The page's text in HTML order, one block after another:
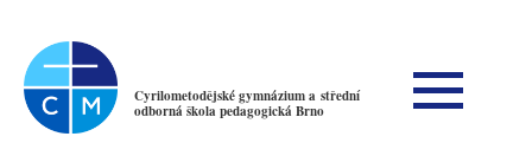
Cyrilometodějské gymnázium a střední
odborná škola pedagogická Brno